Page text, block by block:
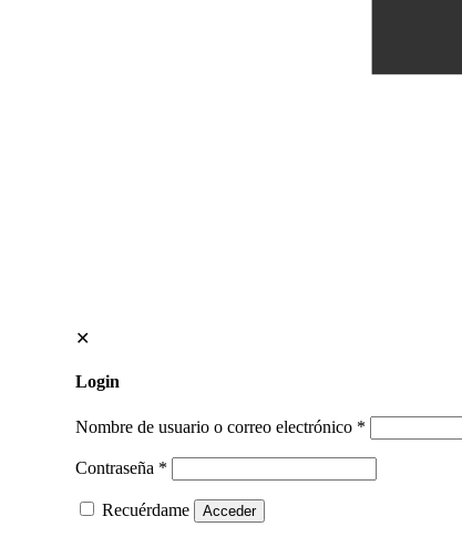
✕
Login
Nombre de usuario o correo electrónico *
Contraseña *
Recuérdame Acceder